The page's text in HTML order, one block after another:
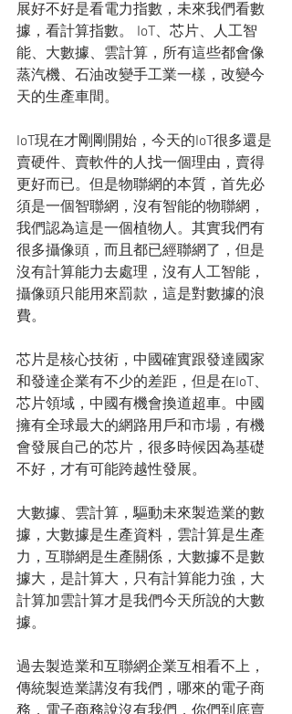
展好不好是看電力指數，未來我們看數
據，看計算指數。 IoT、芯片、人工智
能、大數據、雲計算，所有這些都會像
蒸汽機、石油改變手工業一樣，改變今
天的生產車間。
IoT現在才剛剛開始，今天的IoT很多還是
賣硬件、賣軟件的人找一個理由，賣得
更好而已。但是物聯網的本質，首先必
須是一個智聯網，沒有智能的物聯網，
我們認為這是一個植物人。其實我們有
很多攝像頭，而且都已經聯網了，但是
沒有計算能力去處理，沒有人工智能，
攝像頭只能用來罰款，這是對數據的浪
費。
芯片是核心技術，中國確實跟發達國家
和發達企業有不少的差距，但是在IoT、
芯片領域，中國有機會換道超車。中國
擁有全球最大的網路用戶和市場，有機
會發展自己的芯片，很多時候因為基礎
不好，才有可能跨越性發展。
大數據、雲計算，驅動未來製造業的數
據，大數據是生產資料，雲計算是生產
力，互聯網是生產關係，大數據不是數
據大，是計算大，只有計算能力強，大
計算加雲計算才是我們今天所說的大數
據。
過去製造業和互聯網企業互相看不上，
傳統製造業講沒有我們，哪來的電子商